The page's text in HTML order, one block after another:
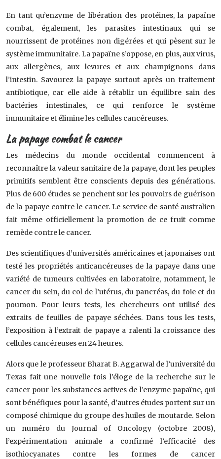
En tant qu’enzyme de libération des protéines, la papaïne
combat, également, les parasites intestinaux qui se
nourrissent de protéines non digérées et qui pèsent sur le
système immunitaire. La papaïne s’oppose, en plus, aux virus,
aux allergènes, aux levures et aux champignons dans
l’intestin. Savourez la papaye surtout après un traitement
antibiotique, car elle aide à rétablir un équilibre sain des
bactéries intestinales, ce qui renforce le système
immunitaire et élimine les cellules cancéreuses.
La papaye combat le cancer
Les médecins du monde occidental commencent à
reconnaître la valeur sanitaire de la papaye, dont les peuples
primitifs semblent être conscients depuis des générations.
Plus de 600 études se penchent sur les pouvoirs de guérison
de la papaye contre le cancer. Le service de santé australien
fait même officiellement la promotion de ce fruit comme
remède contre le cancer.
Des scientifiques d’universités américaines et japonaises ont
testé les propriétés anticancéreuses de la papaye dans une
variété de tumeurs cultivées en laboratoire, notamment, le
cancer du sein, du col de l’utérus, du pancréas, du foie et du
poumon. Pour leurs tests, les chercheurs ont utilisé des
extraits de feuilles de papaye séchées. Dans tous les tests,
l’exposition à l’extrait de papaye a ralenti la croissance des
cellules cancéreuses en 24 heures.
Alors que le professeur Bharat B. Aggarwal de l’université du
Texas fait une nouvelle fois l’éloge de la recherche sur le
cancer pour les substances actives de l’enzyme papaïne, qui
sont bénéfiques pour la santé, d’autres études portent sur un
composé chimique du groupe des huiles de moutarde. Selon
un numéro du Journal of Oncology (octobre 2008),
l’expérimentation animale a confirmé l’efficacité des
isothiocyanates contre les formes de cancer